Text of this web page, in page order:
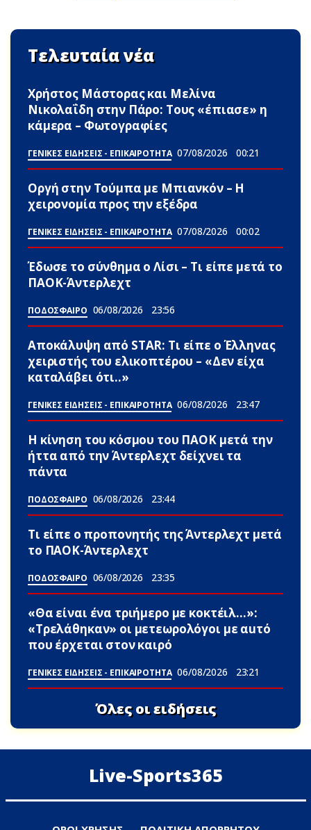
Τελευταία νέα
Χρήστος Μάστορας και Μελίνα
Νικολαΐδη στην Πάρο: Τους «έπιασε» η
κάμερα – Φωτογραφίες
ΓΕΝΙΚΕΣ ΕΙΔΗΣΕΙΣ - ΕΠΙΚΑΙΡΟΤΗΤΑ 07/08/2026 00:21
Οργή στην Τούμπα με Μπιανκόν – Η
χειρονομία προς την εξέδρα
ΓΕΝΙΚΕΣ ΕΙΔΗΣΕΙΣ - ΕΠΙΚΑΙΡΟΤΗΤΑ 07/08/2026 00:02
Έδωσε το σύνθημα ο Λίσι – Τι είπε μετά το
ΠΑΟΚ-Άντερλεχτ
ΠΟΔΟΣΦΑΙΡΟ 06/08/2026 23:56
Αποκάλυψη από STAR: Τι είπε ο Έλληνας
χειριστής του ελικοπτέρου – «Δεν είχα
καταλάβει ότι..»
ΓΕΝΙΚΕΣ ΕΙΔΗΣΕΙΣ - ΕΠΙΚΑΙΡΟΤΗΤΑ 06/08/2026 23:47
Η κίνηση του κόσμου του ΠΑΟΚ μετά την
ήττα από την Άντερλεχτ δείχνει τα
πάντα
ΠΟΔΟΣΦΑΙΡΟ 06/08/2026 23:44
Τι είπε ο προπονητής της Άντερλεχτ μετά
το ΠΑΟΚ-Άντερλεχτ
ΠΟΔΟΣΦΑΙΡΟ 06/08/2026 23:35
«Θα είναι ένα τριήμερο με κοκτέιλ…»:
«Τρελάθηκαν» οι μετεωρολόγοι με αuτό
που έρχεται στον καιρό
ΓΕΝΙΚΕΣ ΕΙΔΗΣΕΙΣ - ΕΠΙΚΑΙΡΟΤΗΤΑ 06/08/2026 23:21
Όλες οι ειδήσεις
Live-Sports365